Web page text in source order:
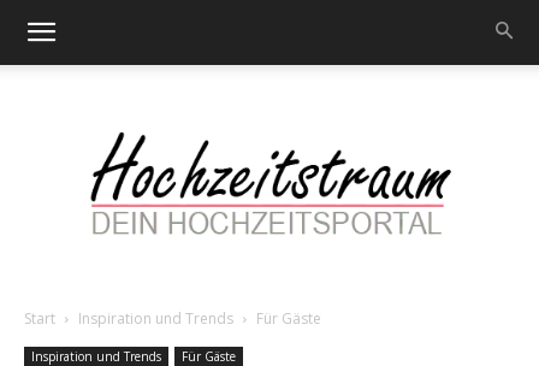
Start Inspiration und Trends Für Gäste
Inspiration und Trends Für Gäste